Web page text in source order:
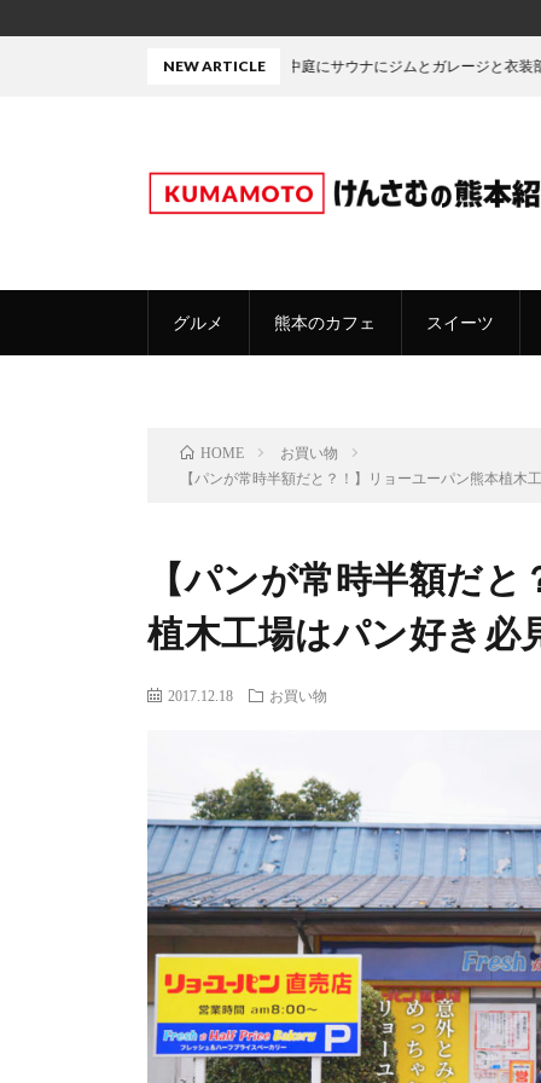
グルメ 熊本のカフェ スイーツ
NEW ARTICLE
中庭にサウナにジムとガレージと衣装部屋・・・たぶん熊本
HOME
お買い物
【パンが常時半額だと？！】リョーユーパン熊本植
【パンが常時半額だ
植木工場はパン好き必
2017.12.18 お買い物